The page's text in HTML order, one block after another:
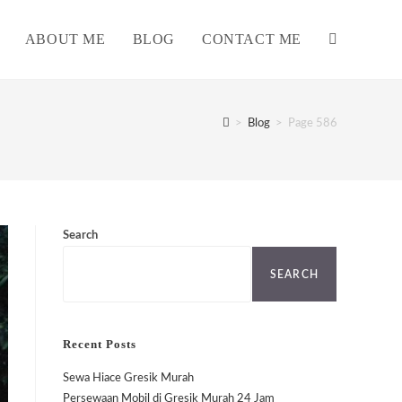
ABOUT ME BLOG CONTACT ME
WEBSITE
> Blog > Page 586
Search
SEARCH
Recent Posts
Sewa Hiace Gresik Murah
Persewaan Mobil di Gresik Murah 24 Jam